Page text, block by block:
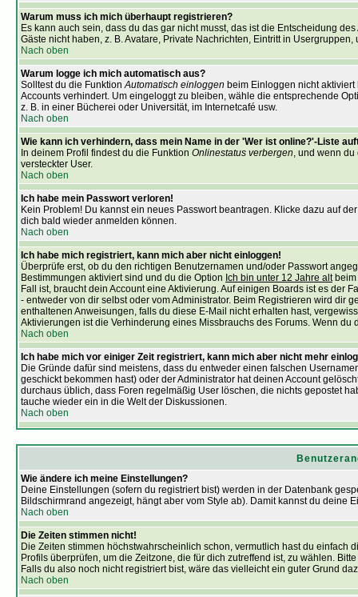
Warum muss ich mich überhaupt registrieren?
Es kann auch sein, dass du das gar nicht musst, das ist die Entscheidung
Gäste nicht haben, z. B. Avatare, Private Nachrichten, Eintritt in
Nach oben
Warum logge ich mich automatisch aus?
Solltest du die FunktionAutomatisch einloggen beim Einloggen nicht
Accounts verhindert. Um eingeloggt zu bleiben, wähle die entsprechende
z. B. in einer Bücherei oder Universität, im Internetcafé usw.
Nach oben
Wie kann ich verhindern, dass mein Name in der 'Wer ist online?'-Liste
In deinem Profil findest du die Funktion Onlinestatus verbergen, und wenn
versteckter User.
Nach oben
Ich habe mein Passwort verloren!
Kein Problem! Du kannst ein neues Passwort beantragen. Klicke dazu auf
dich bald wieder anmelden können.
Nach oben
Ich habe mich registriert, kann mich aber nicht einloggen!
Überprüfe erst, ob du den richtigen Benutzernamen und/oder Passwort
Bestimmungen aktiviert sind und du die Option Ich bin unter 12 Jahre altbeim
Fall ist, braucht dein Account eine Aktivierung. Auf einigen Boards ist es der
- entweder von dir selbst oder vom Administrator. Beim Registrieren wird dir
enthaltenen Anweisungen, falls du diese E-Mail nicht erhalten hast,
Aktivierungen ist die Verhinderung eines Missbrauchs des Forums. Wenn
Nach oben
Ich habe mich vor einiger Zeit registriert, kann mich aber nicht mehr
Die Gründe dafür sind meistens, dass du entweder einen falschen
geschickt bekommen hast) oder der Administrator hat deinen Account
durchaus üblich, dass Foren regelmäßig User löschen, die nichts gepostet
tauche wieder ein in die Welt der Diskussionen.
Nach oben
Wie ändere ich meine Einstellungen?
Deine Einstellungen (sofern du registriert bist) werden in der Datenbank
Bildschirmrand angezeigt, hängt aber vom Style ab). Damit kannst du deine
Nach oben
Die Zeiten stimmen nicht!
Die Zeiten stimmen höchstwahrscheinlich schon, vermutlich hast du
Profils überprüfen, um die Zeitzone, die für dich zutreffend ist, zu wählen.
Falls du also noch nicht registriert bist, wäre das vielleicht ein guter Grund
Nach oben